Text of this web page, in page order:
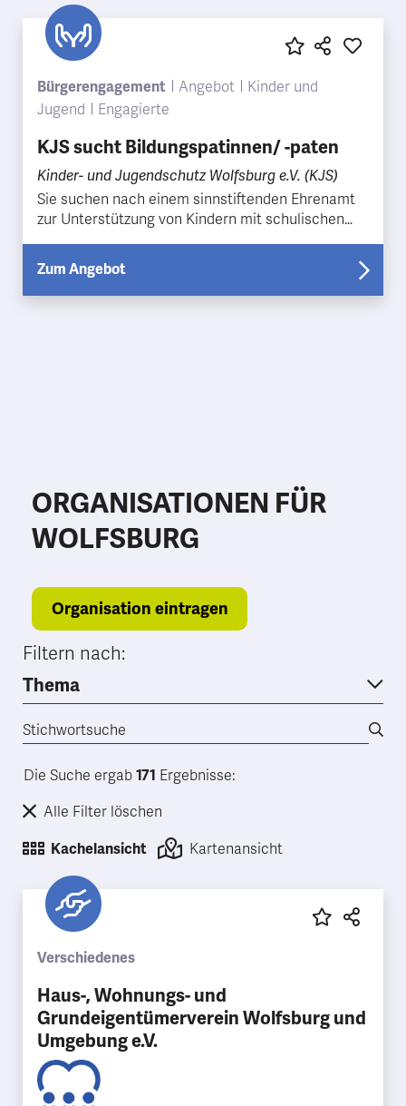
Bürgerengagement Angebot
Kinder und
Jugend
Engagierte
KJS sucht Bildungspatinnen/ -paten
Kinder- und Jugendschutz Wolfsburg e.V. (KJS)
Sie suchen nach einem sinnstiftenden Ehrenamt
zur Unterstützung von Kindern mit schulischen
Schwierigkeiten mit langfristiger Perspektive?
Dann sind S…
Zum Angebot
ORGANISATIONEN FÜR
WOLFSBURG
Organisation eintragen
Filtern nach:
Thema
Die Suche ergab 171 Ergebnisse:
Alle Filter löschen
Kachelansicht Kartenansicht
Verschiedenes
Haus-, Wohnungs- und
Grundeigentümerverein Wolfsburg und
Umgebung e.V.